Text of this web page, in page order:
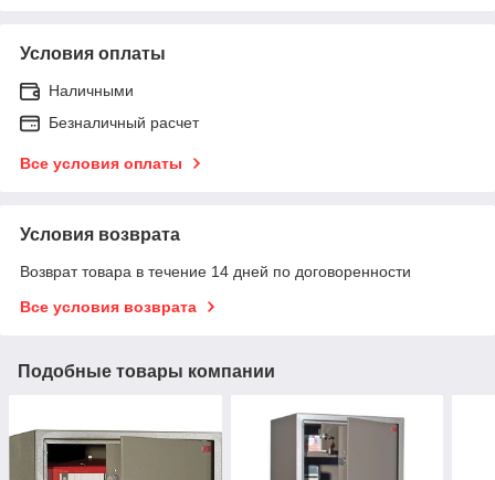
Условия оплаты
Наличными
Безналичный расчет
Все условия оплаты
Условия возврата
Возврат товара в течение 14 дней по договоренности
Все условия возврата
Подобные товары компании